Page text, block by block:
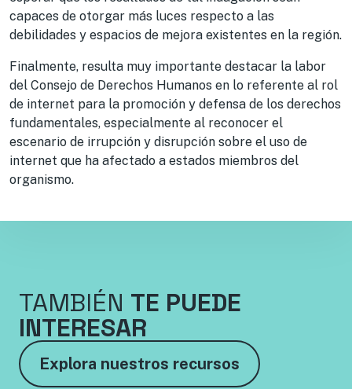
capaces de otorgar más luces respecto a las
debilidades y espacios de mejora existentes en la región.
Finalmente, resulta muy importante destacar la labor
del Consejo de Derechos Humanos en lo referente al rol
de internet para la promoción y defensa de los derechos
fundamentales, especialmente al reconocer el
escenario de irrupción y disrupción sobre el uso de
internet que ha afectado a estados miembros del
organismo.
TAMBIÉN TE PUEDE
INTERESAR
Explora nuestros recursos